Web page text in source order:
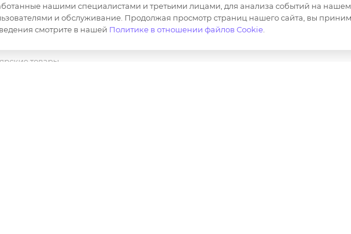
бани
товары
нашими специалистами и третьими лицами, для анализа событий на нашем
и обслуживание. Продолжая просмотр страниц нашего сайта, вы
смотрите в нашей Политике в отношении файлов Cookie